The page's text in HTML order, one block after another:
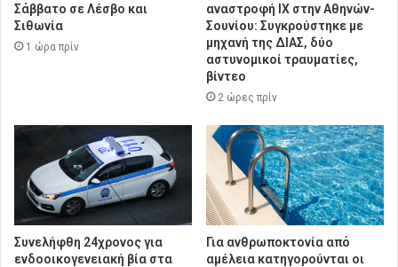
Σάββατο σε Λέσβο και
Σιθωνία
1 ώρα πρίν
αναστροφή ΙΧ στην Αθηνών-
Σουνίου: Συγκρούστηκε με
μηχανή της ΔΙΑΣ, δύο
αστυνομικοί τραυματίες,
βίντεο
2 ώρες πρίν
Συνελήφθη 24χρονος για
ενδοοικογενειακή βία στα
Για ανθρωποκτονία από
αμέλεια κατηγορούνται οι